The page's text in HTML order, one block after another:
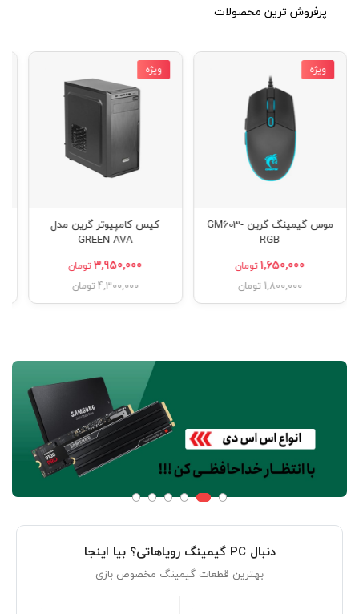
پرفروش ترین محصولات
ویژه
موس گیمینگ گرین GM603-
RGB
1,650,000تومان
1,800,000تومان
ویژه
کیس کامپیوتر گرین مدل
GREEN AVA
3,950,000تومان
4,300,000تومان
دنبال PC گیمینگ رویاهاتی؟ بیا اینجا
بهترین قطعات گیمینگ مخصوص بازی